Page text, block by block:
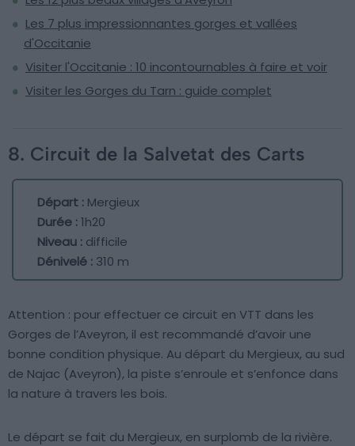
Les 7 plus impressionnantes gorges et vallées
d'Occitanie
Visiter l'Occitanie : 10 incontournables à faire et voir
Visiter les Gorges du Tarn : guide complet
8. Circuit de la Salvetat des Carts
Départ : Mergieux
Durée :1h20
Niveau : difficile
Dénivelé : 310 m
Attention : pour effectuer ce circuit en VTT dans les
Gorges de l’Aveyron, il est recommandé d’avoir une
bonne condition physique. Au départ du Mergieux, au sud
de Najac (Aveyron), la piste s’enroule et s’enfonce dans
la nature à travers les bois.
Le départ se fait du Mergieux, en surplomb de la rivière.